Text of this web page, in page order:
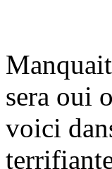
sera oui
voici